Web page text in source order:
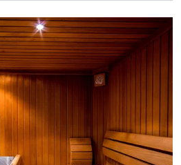
p.P. ab414,00 €